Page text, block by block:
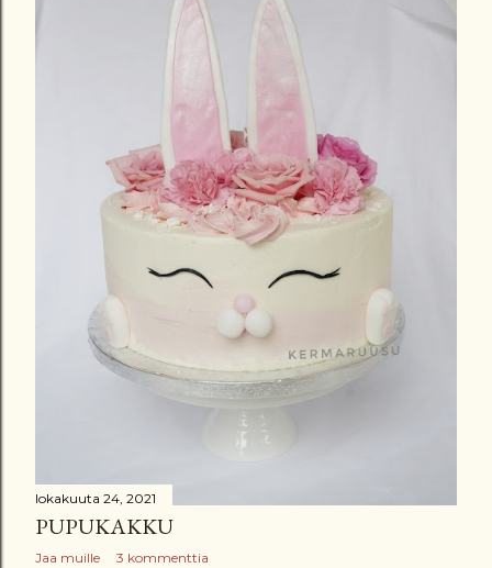
lokakuuta 24, 2021
PUPUKAKKU
Jaa muille 3 kommenttia